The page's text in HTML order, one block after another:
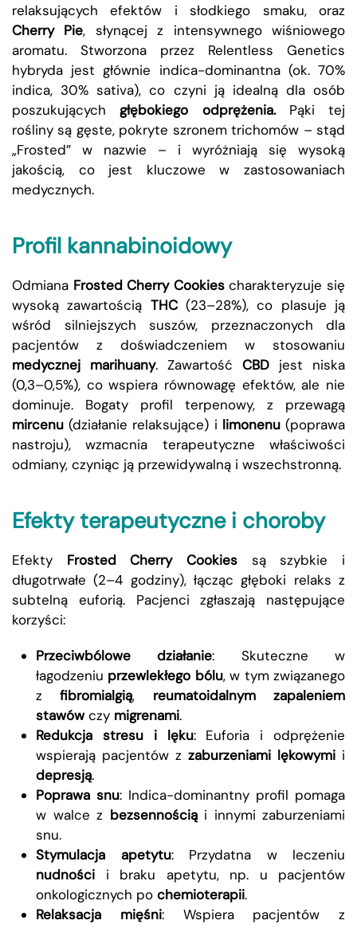
relaksujących efektów i słodkiego smaku, oraz
Cherry Pie, słynącej z intensywnego wiśniowego
aromatu. Stworzona przez Relentless Genetics
hybryda jest głównie indica-dominantna (ok. 70%
indica, 30% sativa), co czyni ją idealną dla osób
poszukującychgłębokiego odprężenia.Pąki tej
rośliny są gęste, pokryte szronem trichomów – stąd
„Frosted” w nazwie – i wyróżniają się wysoką
jakością, co jest kluczowe w zastosowaniach
medycznych.
Profil kannabinoidowy
Odmiana Frosted Cherry Cookiescharakteryzuje się
wysoką zawartością THC(23–28%), co plasuje ją
wśród silniejszych suszów, przeznaczonych dla
pacjentów z doświadczeniem w stosowaniu
medycznej marihuany. Zawartość CBD jest niska
(0,3–0,5%), co wspiera równowagę efektów, ale nie
dominuje. Bogaty profil terpenowy, z przewagą
mircenu (działanie relaksujące) i limonenu(poprawa
nastroju), wzmacnia terapeutyczne właściwości
odmiany, czyniąc ją przewidywalną i wszechstronną.
Efekty terapeutyczne i choroby
Efekty Frosted Cherry Cookies są szybkie i
długotrwałe (2–4 godziny), łącząc głęboki relaks z
subtelną euforią. Pacjenci zgłaszają następujące
korzyści:
Przeciwbólowe działanie: Skuteczne w
łagodzeniu przewlekłego bólu, w tym związanego
zfibromialgią, reumatoidalnym zapaleniem
stawówczy migrenami.
Redukcja stresu i lęku: Euforia i odprężenie
wspierają pacjentów z zaburzeniami lękowymi i
depresją.
Poprawa snu: Indica-dominantny profil pomaga
w walce z bezsennościąi innymi zaburzeniami
snu.
Stymulacja apetytu: Przydatna w leczeniu
nudności i braku apetytu, np. u pacjentów
onkologicznych po chemioterapii.
Relaksacja mięśni: Wspiera pacjentów z